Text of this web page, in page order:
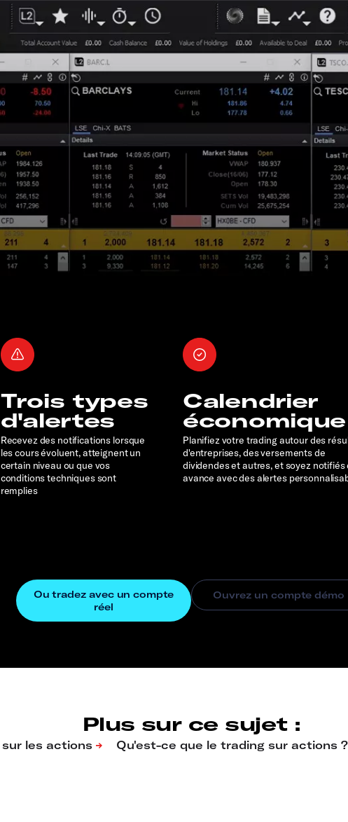
Trois types
d'alertes
Recevez des notifications lorsque
les cours évoluent, atteignent un
certain niveau ou que vos
conditions techniques sont
remplies
Calendrier
économique
Planifiez votre trading autour des
d'entreprises, des versements de
dividendes et autres, et soyez notifiés
avance avec des alertes
Plus sur ce sujet :